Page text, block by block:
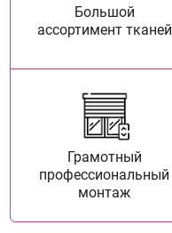
Большой
ассортимент тканей
Грамотный
профессиональный
монтаж